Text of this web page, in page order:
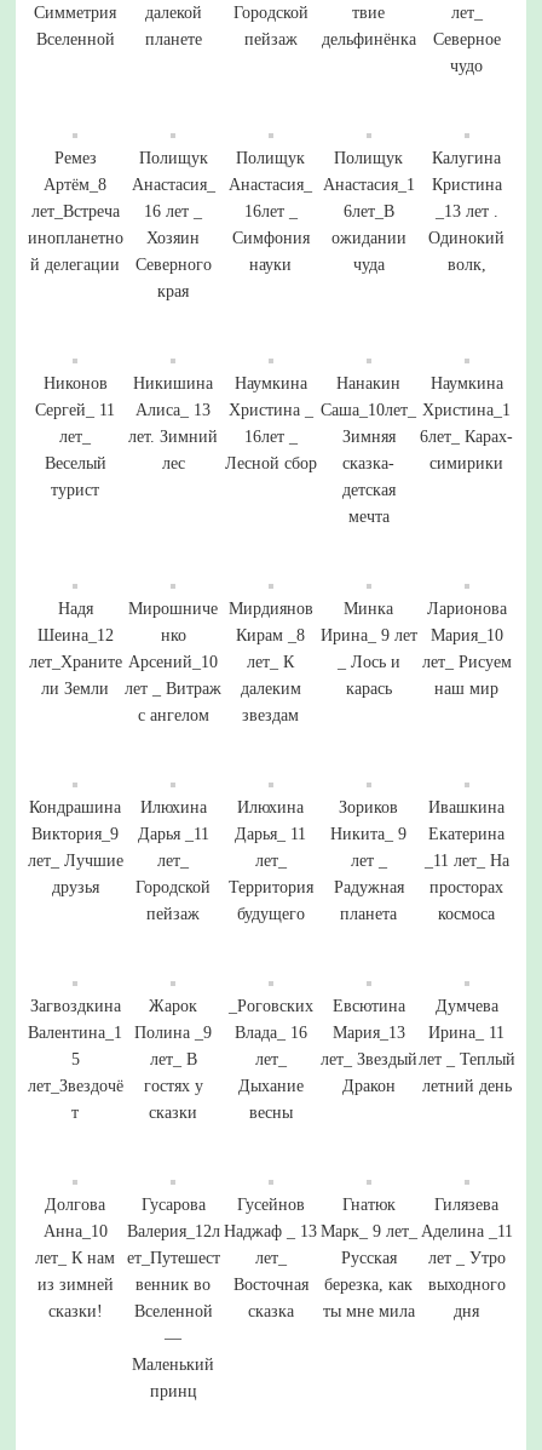
Симметрия
Вселенной
далекой
планете
Городской
пейзаж
твие
дельфинёнка
лет_
Северное
чудо
Ремез
Артём_8
лет_Встреча
инопланетно
й делегации
Полищук
Анастасия_
16 лет _
Хозяин
Северного
края
Полищук
Анастасия_
16лет _
Симфония
науки
Полищук
Анастасия_1
6лет_В
ожидании
чуда
Калугина
Кристина
_13 лет .
Одинокий
волк,
Никонов
Сергей_ 11
лет_
Веселый
турист
Никишина
Алиса_ 13
лет. Зимний
лес
Наумкина
Христина _
16лет _
Лесной сбор
Нанакин
Саша_10лет_
Зимняя
сказка-
детская
мечта
Наумкина
Христина_1
6лет_ Карах-
симирики
Надя
Шеина_12
лет_Храните
ли Земли
Мирошниче
нко
Арсений_10
лет _ Витраж
с ангелом
Мирдиянов
Кирам _8
лет_ К
далеким
звездам
Минка
Ирина_ 9 лет
_ Лось и
карась
Ларионова
Мария_10
лет_ Рисуем
наш мир
Кондрашина
Виктория_9
лет_ Лучшие
друзья
Илюхина
Дарья _11
лет_
Городской
пейзаж
Илюхина
Дарья_ 11
лет_
Территория
будущего
Зориков
Никита_ 9
лет _
Радужная
планета
Ивашкина
Екатерина
_11 лет_ На
просторах
космоса
Загвоздкина
Валентина_1
5
лет_Звездочё
т
Жарок
Полина _9
лет_ В
гостях у
сказки
_Роговских
Влада_ 16
лет_
Дыхание
весны
Евсютина
Мария_13
лет_ Звездый
Дракон
Думчева
Ирина_ 11
лет _ Теплый
летний день
Долгова
Анна_10
лет_ К нам
из зимней
сказки!
Гусарова
Валерия_12л
ет_Путешест
венник во
Вселенной
—
Маленький
принц
Гусейнов
Наджаф _ 13
лет_
Восточная
сказка
Гнатюк
Марк_ 9 лет_
Русская
березка, как
ты мне мила
Гилязева
Аделина _11
лет _ Утро
выходного
дня